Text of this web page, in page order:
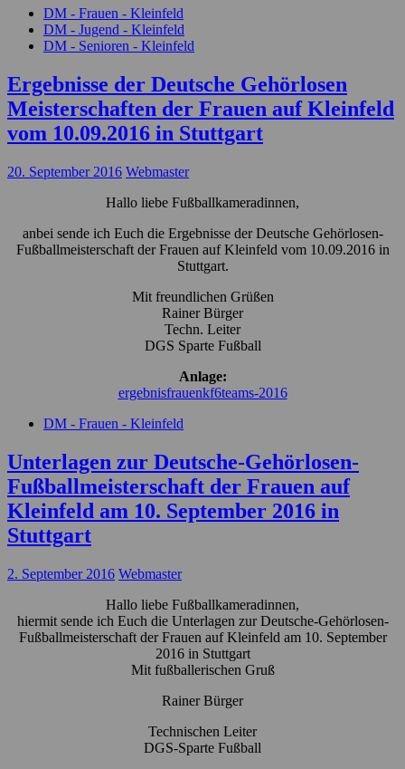
DM - Frauen - Kleinfeld
DM - Jugend - Kleinfeld
DM - Senioren - Kleinfeld
Ergebnisse der Deutsche Gehörlosen
Meisterschaften der Frauen auf Kleinfeld
vom 10.09.2016 in Stuttgart
20. September 2016 Webmaster
Hallo liebe Fußballkameradinnen,
anbei sende ich Euch die Ergebnisse der Deutsche Gehörlosen-
Fußballmeisterschaft der Frauen auf Kleinfeld vom 10.09.2016 in
Stuttgart.
Mit freundlichen Grüßen
Rainer Bürger
Techn. Leiter
DGS Sparte Fußball
Anlage:
ergebnisfrauenkf6teams-2016
DM - Frauen - Kleinfeld
Unterlagen zur Deutsche-Gehörlosen-
Fußballmeisterschaft der Frauen auf
Kleinfeld am 10. September 2016 in
Stuttgart
2. September 2016 Webmaster
Hallo liebe Fußballkameradinnen,
hiermit sende ich Euch die Unterlagen zur Deutsche-Gehörlosen-
Fußballmeisterschaft der Frauen auf Kleinfeld am 10. September
2016 in Stuttgart
Mit fußballerischen Gruß
Rainer Bürger
Technischen Leiter
DGS-Sparte Fußball